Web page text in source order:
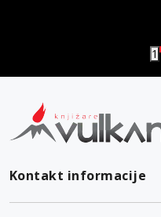
1
Kontakt informacije